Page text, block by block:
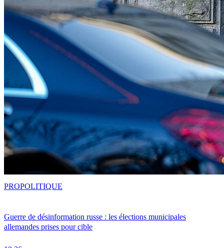
Guerre de désinformation russe : les élections municipales
allemandes prises pour cible
PROPOLITIQUE